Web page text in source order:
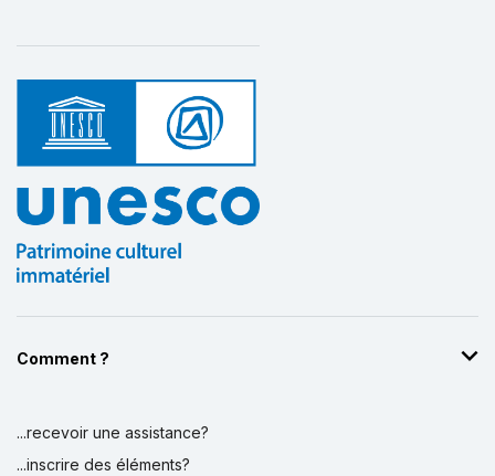
Comment ?
...recevoir une assistance?
...inscrire des éléments?